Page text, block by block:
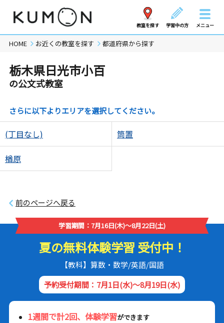
教室を探す 学習中の方 メニュー
HOME お近くの教室を探す 都道府県から探す
栃木県日光市小百
の公文式教室
さらに以下よりエリアを選択してください。
(丁目なし) 筒置
楢原
前のページへ戻る
学習期間：7月16日(木)～8月22日(土)
夏の無料体験学習 受付中！
【教科】算数・数学/英語/国語
予約受付期間：7月1日(水)～8月19日(水)
1週間で計2回、体験学習ができます